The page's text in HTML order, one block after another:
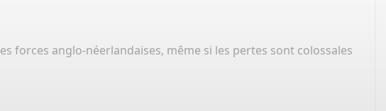
forces anglo-néerlandaises, même si les pertes sont colossales